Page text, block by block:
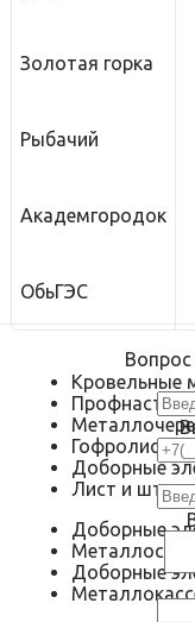
Золотая горка
Рыбачий
Академгородок
ОбьГЭС
Вопрос
Кровельные
Профнастил
Гофролист
Доборные
Лист и
Доборные
Доборные